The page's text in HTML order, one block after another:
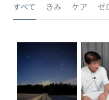
📸Who am I?（プ
🏙️社員が防ぐ不正と犯
🙌自傷・他害・パニ
🏫社会福祉法人ぐらん
すべて きみ ケア ゼ